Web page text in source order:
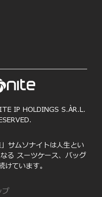
IP HOLDINGS S.ÀR.L.
サムソナイトは人生とい
る スーツケース、バッグ
ています。
プ